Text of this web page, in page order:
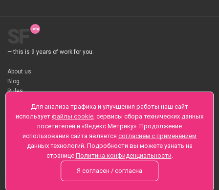
— this is 9 years of work for you.
About us
Blog
Rules
About flower Delivery
Payment
Telegramm
Sankt-Peterburg, Zaozernaya 6
+7 (812) 425-01-16
Questions? Call 24 hours
Для анализа трафика и улучшения работы наш сайт
использует файлы cookie, сервисы сбора технических данных
посетителей и «Яндекс.Метрику». Продолжение
использования сайта является согласием с применением
данных технологий. Подробности вы можете узнать на
странице Политика конфиденциальности.
Я согласен / согласна